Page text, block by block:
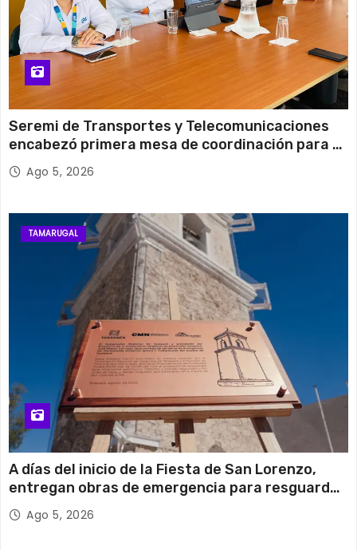
Seremi de Transportes y Telecomunicaciones
encabezó primera mesa de coordinación para el
retiro de cables en desuso en Iquique
Ago 5, 2026
TAMARUGAL
A días del inicio de la Fiesta de San Lorenzo,
entregan obras de emergencia para resguardar
su histórico campanario
Ago 5, 2026